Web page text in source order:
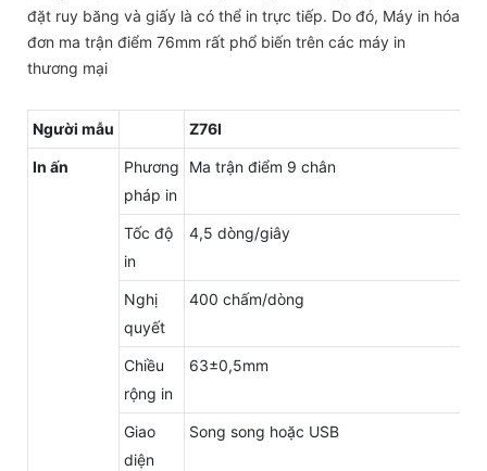
đặt ruy băng và giấy là có thể in trực tiếp. Do đó, Máy in hóa
đơn ma trận điểm 76mm rất phổ biến trên các máy in
thương mại
Người mẫu Z76I
In ấn
Phương
pháp in
Ma trận điểm 9 chân
Tốc độ
in
4,5 dòng/giây
Nghị
quyết
400 chấm/dòng
Chiều
rộng in
63±0,5mm
Giao
diện
Song song hoặc USB